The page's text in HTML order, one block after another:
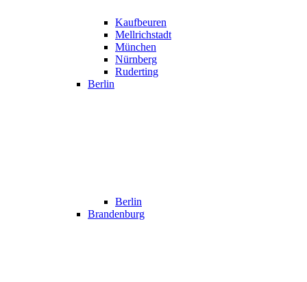
Kaufbeuren
Mellrichstadt
München
Nürnberg
Ruderting
Berlin
Berlin
Brandenburg